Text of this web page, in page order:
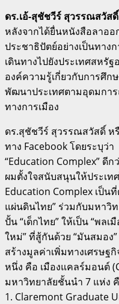
ดร.เอ้-สุชัชวีร์ สุวรรณสวัสดิ์
หลังจากได้ยื่นหนังสือลาอ
ประชาธิปัตย์อย่างเป็นทาง
เดินทางไปยังประเทศสหรัฐ
องค์ความรู้เกี่ยวกับการศึก
พัฒนาประเทศตามอุดมกา
ทางการเมือง
ดร.สุชัชวีร์ สุวรรณสวัสดิ์ ห
ทาง Facebook โดยระบุว่า
“Education Complex” ดีก
ผมตั้งใจสนับสนุนให้ประเท
Education Complex เป็น
แผ่นดินไทย” ร่วมกับมหาวิ
ปั้น “เด็กไทย” ให้เป็น “พลเ
ใหม่” ที่สู้กันด้วย “มันสมอง
สร้างมูลค่าเพิ่มทางเศรษฐ
หนึ่ง คือ เมืองแคลร์มอนต์
มหาวิทยาลัยชั้นนำ 7 แห่ง
1. Claremont Graduate